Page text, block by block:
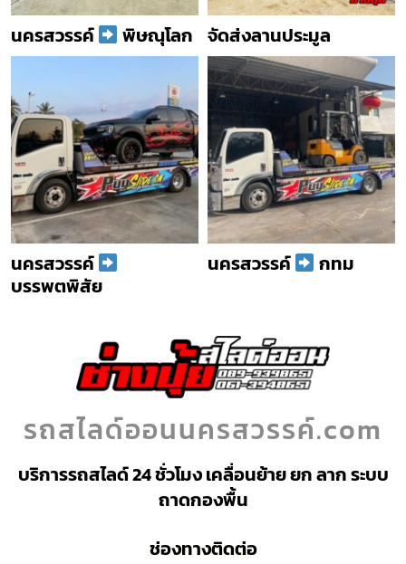
นครสวรรค์ พิษณุโลก จัดส่งลานประมูล
นครสวรรค์
บรรพตพิสัย
นครสวรรค์ กทม
รถสไลด์ออนนครสวรรค์.com
บริการรถสไลด์ 24 ชั่วโมง เคลื่อนย้าย ยก ลาก ระบบ
ถาดกองพื้น
ช่องทางติดต่อ